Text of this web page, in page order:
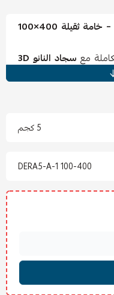
✨ سجاد فرش نانو 3D طباعة فاخرة – خامة ثقيلة 400×100
مع سجاد النانو 3D
عصري بخامة ثقيلة عالية
5 كجم
DERA5-A-1 100-400